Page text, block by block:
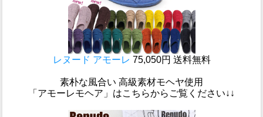
レヌード アモーレ 75,050円 送料無料
素朴な風合い 高級素材モヘヤ使用
「アモーレモヘア」はこちらからご覧ください↓↓